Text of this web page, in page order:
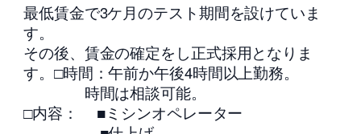
最低賃金で3ケ月のテスト期間を設けていま
す。
その後、賃金の確定をし正式採用となりま
す。□時間：午前か午後4時間以上勤務。
時間は相談可能。
□内容： ■ミシンオペレーター